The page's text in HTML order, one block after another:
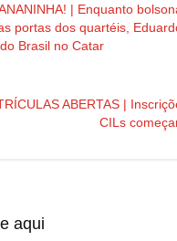
| Enquanto
portas dos quartéis,
Brasil no Catar
ABERTAS |
CILs
aqui